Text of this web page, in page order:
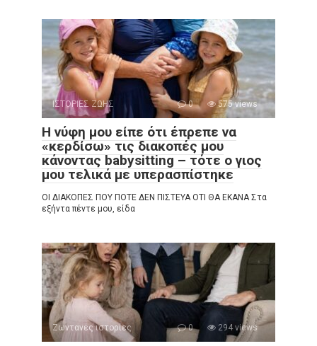
ΙΣΤΟΡΙΕΣ ΖΩΗΣ 0 575 views
Η νύφη μου είπε ότι έπρεπε να
«κερδίσω» τις διακοπές μου
κάνοντας babysitting – τότε ο γιος
μου τελικά με υπερασπίστηκε
ΟΙ ΔΙΑΚΟΠΕΣ ΠΟΥ ΠΟΤΕ ΔΕΝ ΠΙΣΤΕΥΑ ΟΤΙ ΘΑ ΕΚΑΝΑ Στα
εξήντα πέντε μου, είδα
Ζωντανές ιστορίες 0 294 views